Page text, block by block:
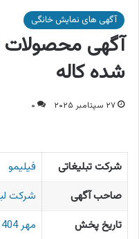
آگهی های نمایش خانگی
آگهی محصولات
شده کاله
۲۷ سپتامبر ۲۰۲۵ ۰
شرکت تبلیغاتی
فیلیمو
صاحب آگهی
شرکت
تاریخ پخش
مهر 1404